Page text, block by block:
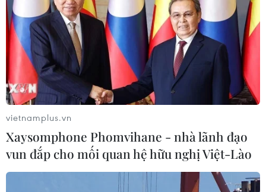
TIN CÙNG CHUYÊN MỤC
Cộng hòa Dân chủ Congo ghi nhận
hơn 300 trẻ em tử vong do Ebola
vietnamplus.vn
Xaysomphone Phomvihane - nhà lãnh đạo
vun đắp cho mối quan hệ hữu nghị Việt-Lào